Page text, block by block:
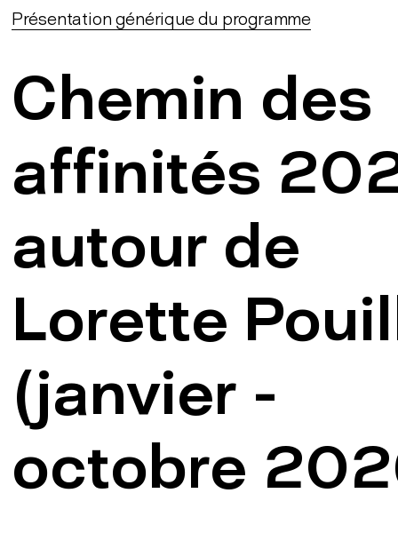
Présentation générique du programme
Chemin des
affinités
autour de
Lorette
(janvier -
octobre